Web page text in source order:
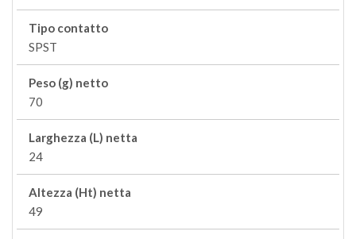
Tipo contatto
SPST
Peso (g) netto
70
Larghezza (L) netta
24
Altezza (Ht) netta
49